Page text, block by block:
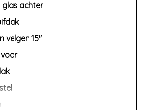
glas achter
velgen 15"
voor